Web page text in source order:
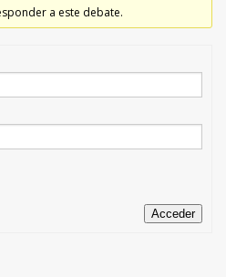
a este debate.
Acceder